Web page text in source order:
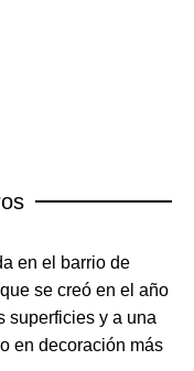
en el barrio de
se creó en el año
superficies y a una
en decoración más